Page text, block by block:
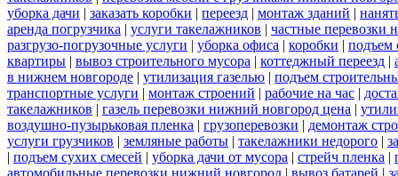
уборка дачи | заказать коробки | переезд | монтаж зданий |
аренда погрузчика | услуги такелажников | частные перевозки
разгрузо-погрузочные услуги | уборка офиса | коробки | подъем
квартиры | вывоз строительного мусора | коттеджный переезд |
в нижнем новгороде | утилизация газелью | подъем
транспортные услуги | монтаж строений | рабочие на час |
такелажников | газель перевозки нижний новгород цена |
воздушно-пузырьковая пленка | грузоперевозки | демонтаж
услуги грузчиков | земляные работы | такелажники недорого |
| подъем сухих смесей | уборка дачи от мусора | стрейч пленка |
автомобильные перевозки нижний новгород | вывоз батарей |